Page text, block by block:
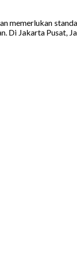
memerlukan
Di Jakarta Pusat,